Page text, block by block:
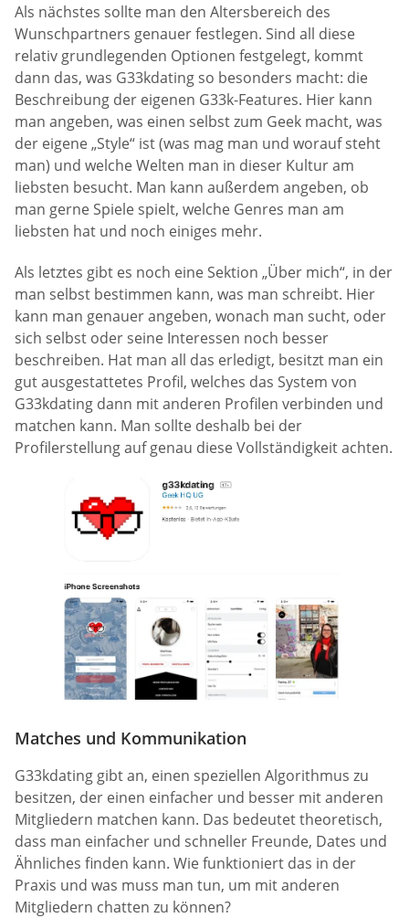
Als nächstes sollte man den Altersbereich des
Wunschpartners genauer festlegen. Sind all diese
relativ grundlegenden Optionen festgelegt, kommt
dann das, was G33kdating so besonders macht: die
Beschreibung der eigenen G33k-Features. Hier kann
man angeben, was einen selbst zum Geek macht, was
der eigene „Style“ ist (was mag man und worauf steht
man) und welche Welten man in dieser Kultur am
liebsten besucht. Man kann außerdem angeben, ob
man gerne Spiele spielt, welche Genres man am
liebsten hat und noch einiges mehr.
Als letztes gibt es noch eine Sektion „Über mich“, in der
man selbst bestimmen kann, was man schreibt. Hier
kann man genauer angeben, wonach man sucht, oder
sich selbst oder seine Interessen noch besser
beschreiben. Hat man all das erledigt, besitzt man ein
gut ausgestattetes Profil, welches das System von
G33kdating dann mit anderen Profilen verbinden und
matchen kann. Man sollte deshalb bei der
Profilerstellung auf genau diese Vollständigkeit achten.
Matches und Kommunikation
G33kdating gibt an, einen speziellen Algorithmus zu
besitzen, der einen einfacher und besser mit anderen
Mitgliedern matchen kann. Das bedeutet theoretisch,
dass man einfacher und schneller Freunde, Dates und
Ähnliches finden kann. Wie funktioniert das in der
Praxis und was muss man tun, um mit anderen
Mitgliedern chatten zu können?